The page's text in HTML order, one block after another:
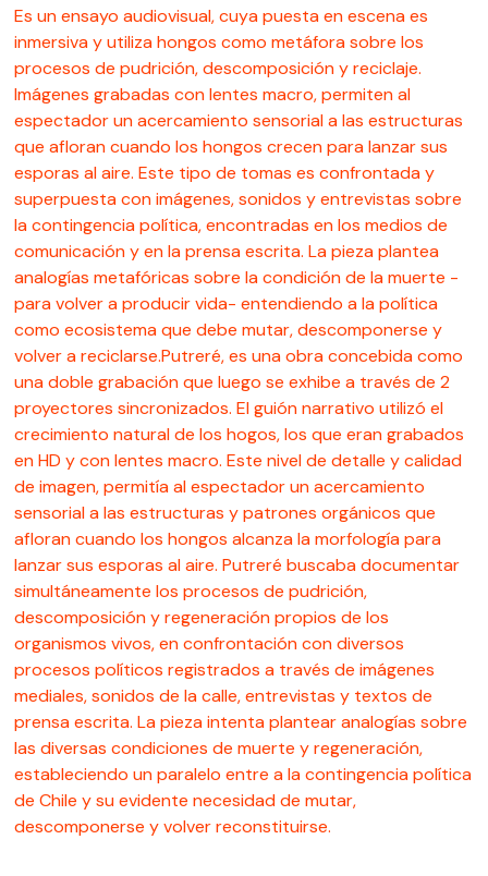
Es un ensayo audiovisual, cuya puesta en escena es
inmersiva y utiliza hongos como metáfora sobre los
procesos de pudrición, descomposición y reciclaje.
Imágenes grabadas con lentes macro, permiten al
espectador un acercamiento sensorial a las estructuras
que afloran cuando los hongos crecen para lanzar sus
esporas al aire. Este tipo de tomas es confrontada y
superpuesta con imágenes, sonidos y entrevistas sobre
la contingencia política, encontradas en los medios de
comunicación y en la prensa escrita. La pieza plantea
analogías metafóricas sobre la condición de la muerte -
para volver a producir vida- entendiendo a la política
como ecosistema que debe mutar, descomponerse y
volver a reciclarse.Putreré, es una obra concebida como
una doble grabación que luego se exhibe a través de 2
proyectores sincronizados. El guión narrativo utilizó el
crecimiento natural de los hogos, los que eran grabados
en HD y con lentes macro. Este nivel de detalle y calidad
de imagen, permitía al espectador un acercamiento
sensorial a las estructuras y patrones orgánicos que
afloran cuando los hongos alcanza la morfología para
lanzar sus esporas al aire. Putreré buscaba documentar
simultáneamente los procesos de pudrición,
descomposición y regeneración propios de los
organismos vivos, en confrontación con diversos
procesos políticos registrados a través de imágenes
mediales, sonidos de la calle, entrevistas y textos de
prensa escrita. La pieza intenta plantear analogías sobre
las diversas condiciones de muerte y regeneración,
estableciendo un paralelo entre a la contingencia política
de Chile y su evidente necesidad de mutar,
descomponerse y volver reconstituirse.